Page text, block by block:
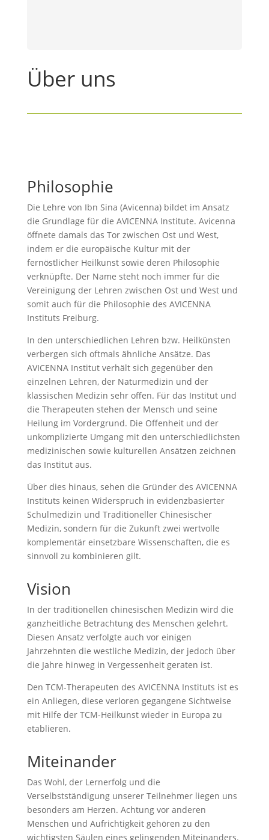
Über uns
Philosophie
Die Lehre von Ibn Sina (Avicenna) bildet im Ansatz
die Grundlage für die AVICENNA Institute. Avicenna
öffnete damals das Tor zwischen Ost und West,
indem er die europäische Kultur mit der
fernöstlicher Heilkunst sowie deren Philosophie
verknüpfte. Der Name steht noch immer für die
Vereinigung der Lehren zwischen Ost und West und
somit auch für die Philosophie des AVICENNA
Instituts Freiburg.
In den unterschiedlichen Lehren bzw. Heilkünsten
verbergen sich oftmals ähnliche Ansätze. Das
AVICENNA Institut verhält sich gegenüber den
einzelnen Lehren, der Naturmedizin und der
klassischen Medizin sehr offen. Für das Institut und
die Therapeuten stehen der Mensch und seine
Heilung im Vordergrund. Die Offenheit und der
unkomplizierte Umgang mit den unterschiedlichsten
medizinischen sowie kulturellen Ansätzen zeichnen
das Institut aus.
Über dies hinaus, sehen die Gründer des AVICENNA
Instituts keinen Widerspruch in evidenzbasierter
Schulmedizin und Traditioneller Chinesischer
Medizin, sondern für die Zukunft zwei wertvolle
komplementär einsetzbare Wissenschaften, die es
sinnvoll zu kombinieren gilt.
Vision
In der traditionellen chinesischen Medizin wird die
ganzheitliche Betrachtung des Menschen gelehrt.
Diesen Ansatz verfolgte auch vor einigen
Jahrzehnten die westliche Medizin, der jedoch über
die Jahre hinweg in Vergessenheit geraten ist.
Den TCM-Therapeuten des AVICENNA Instituts ist es
ein Anliegen, diese verloren gegangene Sichtweise
mit Hilfe der TCM-Heilkunst wieder in Europa zu
etablieren.
Miteinander
Das Wohl, der Lernerfolg und die
Verselbstständigung unserer Teilnehmer liegen uns
besonders am Herzen. Achtung vor anderen
Menschen und Aufrichtigkeit gehören zu den
wichtigsten Säulen eines gelingenden Miteinanders.